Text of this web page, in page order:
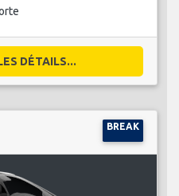
DÉTAILS...
BREAK